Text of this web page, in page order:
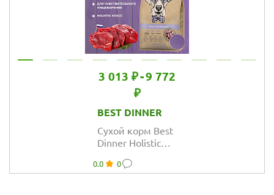
3 013 ₽-9 772
₽
BEST DINNER
Сухой корм Best
Dinner Holistic
Hypoallergenic All
0.0 0